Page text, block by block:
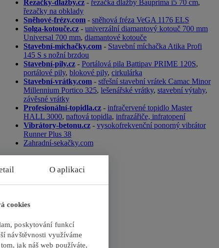
Řezačky-dlažby.cz - řezačka dlažby Bauprima i5 70 cm,
řezačky na obklady
Sněhové-frézy.com - sněhová fréza VeGA 1176 ELS
Solga-kotouče.cz - univerzální diamantový kotouč 700 mm
Universal 700 mm, diamantové kotouče
Stavební-míchačky.com - Stavební míchačka Atika Profi
145 S s nožní brzdou
Stavební-pily.cz - Portálová pila Battipav PRIME 120S,
portálové pily, blokové pily, cirkulárka
Stavební-vrátky.com - střešní stavební vrátek Camac Minor
Millennium Portico 325, lešenářské vrátky, stavební výtahy,
závěsné vrátky
Profesionální-topidla.cz - infračervené topidlo Master
HALL 3000, naftová topidla, infrazářiče, infratopení
Vibrátory-betonu.cz - vysokofrekvenční ponorný vibrátor
Runner Plus 38
Zahradní-sekačky.com